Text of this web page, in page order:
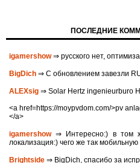
ПОСЛЕДНИЕ
igamershow⇒ русского нет,
BigDich ⇒ С обновлением завезли
ALEXsig ⇒ Solar Hertz ingenieurburo
<a href=https://moypvdom.com/>pv
</a>
igamershow⇒ Интересно:) в том
локализация:) чего же так
Brightside ⇒ BigDich, спасибо за